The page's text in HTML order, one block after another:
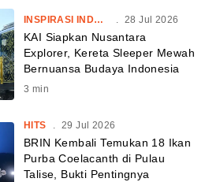
INSPIRASI INDONESIA 28 Jul 2026
KAI Siapkan Nusantara
Explorer, Kereta Sleeper Mewah
Bernuansa Budaya Indonesia
3 min
HITS 29 Jul 2026
BRIN Kembali Temukan 18 Ikan
Purba Coelacanth di Pulau
Talise, Bukti Pentingnya